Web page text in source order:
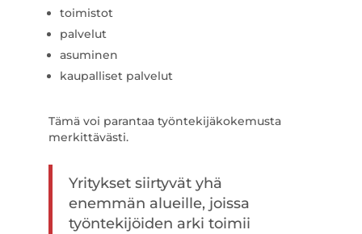
toimistot
palvelut
asuminen
kaupalliset palvelut
Tämä voi parantaa työntekijäkokemusta
merkittävästi.
Yritykset siirtyvät yhä
enemmän alueille, joissa
työntekijöiden arki toimii